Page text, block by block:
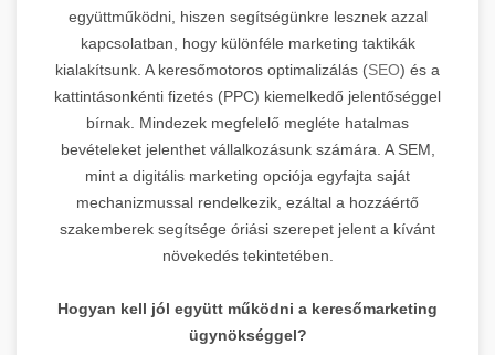
együttműködni, hiszen segítségünkre lesznek azzal
kapcsolatban, hogy különféle marketing taktikák
kialakítsunk. A keresőmotoros optimalizálás (SEO) és a
kattintásonkénti fizetés (PPC) kiemelkedő jelentőséggel
bírnak. Mindezek megfelelő megléte hatalmas
bevételeket jelenthet vállalkozásunk számára. A SEM,
mint a digitális marketing opciója egyfajta saját
mechanizmussal rendelkezik, ezáltal a hozzáértő
szakemberek segítsége óriási szerepet jelent a kívánt
növekedés tekintetében.
Hogyan kell jól együtt működni a keresőmarketing
ügynökséggel?